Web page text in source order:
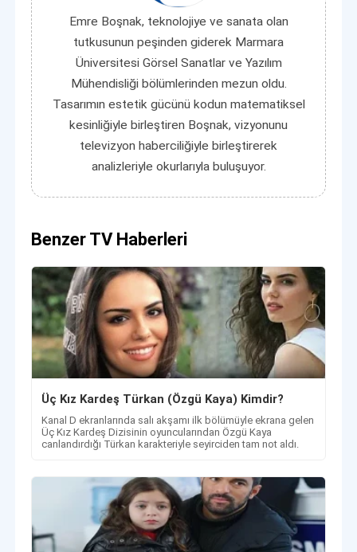
Emre Boşnak, teknolojiye ve sanata olan
tutkusunun peşinden giderek Marmara
Üniversitesi Görsel Sanatlar ve Yazılım
Mühendisliği bölümlerinden mezun oldu.
Tasarımın estetik gücünü kodun matematiksel
kesinliğiyle birleştiren Boşnak, vizyonunu
televizyon haberciliğiyle birleştirerek
analizleriyle okurlarıyla buluşuyor.
Benzer TV Haberleri
Üç Kız Kardeş Türkan (Özgü Kaya) Kimdir?
Kanal D ekranlarında salı akşamı ilk bölümüyle ekrana gelen
Üç Kız Kardeş Dizisinin oyuncularından Özgü Kaya
canlandırdığı Türkan karakteriyle seyirciden tam not aldı.